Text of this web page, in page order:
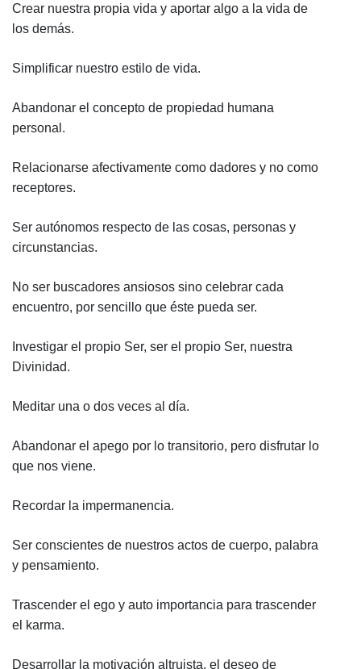
Crear nuestra propia vida y aportar algo a la vida de
los demás.
Simplificar nuestro estilo de vida.
Abandonar el concepto de propiedad humana
personal.
Relacionarse afectivamente como dadores y no como
receptores.
Ser autónomos respecto de las cosas, personas y
circunstancias.
No ser buscadores ansiosos sino celebrar cada
encuentro, por sencillo que éste pueda ser.
Investigar el propio Ser, ser el propio Ser, nuestra
Divinidad.
Meditar una o dos veces al día.
Abandonar el apego por lo transitorio, pero disfrutar lo
que nos viene.
Recordar la impermanencia.
Ser conscientes de nuestros actos de cuerpo, palabra
y pensamiento.
Trascender el ego y auto importancia para trascender
el karma.
Desarrollar la motivación altruista, el deseo de